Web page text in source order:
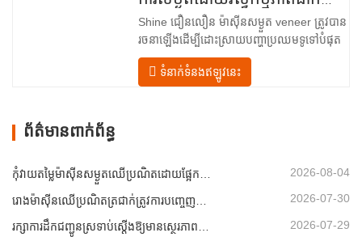
ម៉ាស៊ីនកិនឈើ និងកន្លែងផលិតគ្រឿងសង្ហារិម
ទំនើបទាន់សម័យនេះ …
Shine ជឿនលឿន ម៉ាស៊ីនសម្ងួត veneer ត្រូវបាន
រចនាឡើងដើម្បីដោះស្រាយបញ្ហាប្រឈមទូទៅបំផុត
នៅក្នុង ការស្ងួត veneer៖ សំណើមមិនស្មើគ្នា
ថាមពលគ្មានប្រសិទ្ធភាព និងហានិភ័យនៃពិការភាព
ទំនាក់ទំនងឥឡូវនេះ
ព័ត៌មានពាក់ព័ន្ធ
កុំវាយតម្លៃម៉ាស៊ីនសម្ងួតឈើប្រណិតដោយផ្អែកលើសមត្ថភាពតែម្នាក់ឯង 2026-08-04
2026-07-30
2026-07-29